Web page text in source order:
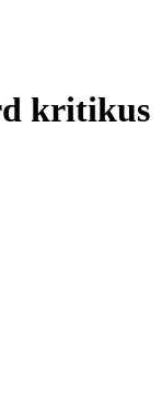
kritikus